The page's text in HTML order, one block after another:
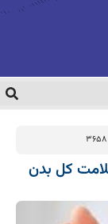
کل بدن